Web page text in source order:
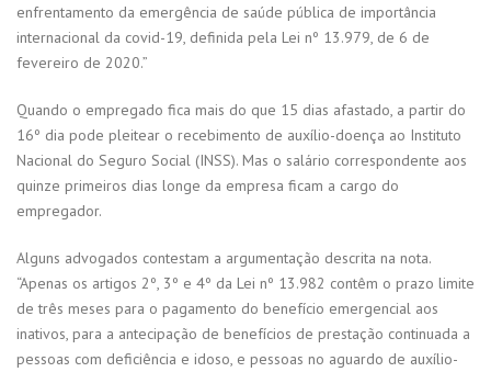
enfrentamento da emergência de saúde pública de importância
internacional da covid-19, definida pela Lei nº 13.979, de 6 de
fevereiro de 2020.”
Quando o empregado fica mais do que 15 dias afastado, a partir do
16º dia pode pleitear o recebimento de auxílio-doença ao Instituto
Nacional do Seguro Social (INSS). Mas o salário correspondente aos
quinze primeiros dias longe da empresa ficam a cargo do
empregador.
Alguns advogados contestam a argumentação descrita na nota.
“Apenas os artigos 2º, 3º e 4º da Lei nº 13.982 contêm o prazo limite
de três meses para o pagamento do benefício emergencial aos
inativos, para a antecipação de benefícios de prestação continuada a
pessoas com deficiência e idoso, e pessoas no aguardo de auxílio-